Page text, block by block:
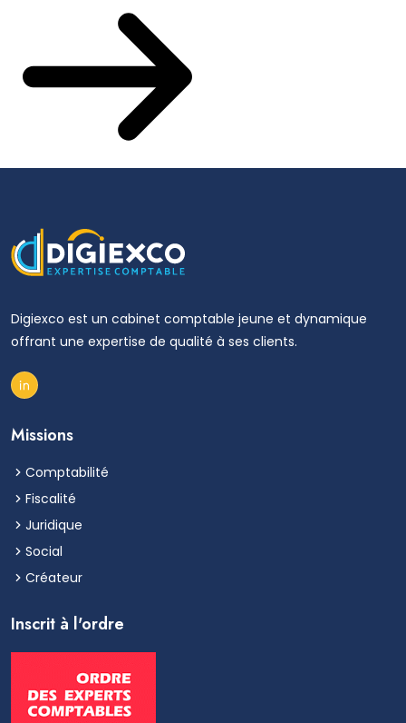
Digiexco est un cabinet comptable jeune et dynamique
offrant une expertise de qualité à ses clients.
Missions
Comptabilité
Fiscalité
Juridique
Social
Créateur
Inscrit à l'ordre